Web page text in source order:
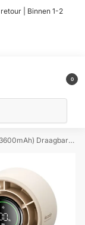
| Binnen 1-2
0
Handventilator – Beige